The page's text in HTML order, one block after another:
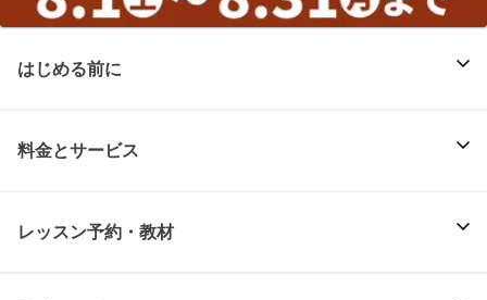
はじめる前に
料金とサービス
レッスン予約・教材